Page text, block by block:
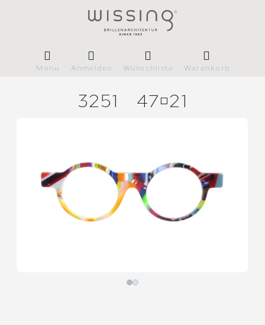
Menü Anmelden Wunschliste Warenkorb
3251 4721